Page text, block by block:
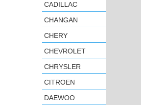
CADILLAC
CHANGAN
CHERY
CHEVROLET
CHRYSLER
CITROEN
DAEWOO